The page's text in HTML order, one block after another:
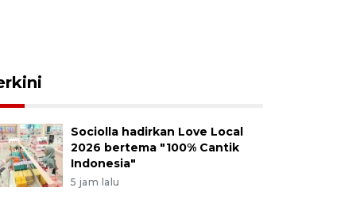
Sociolla hadirkan Love Local
2026 bertema "100% Cantik
Indonesia"
5 jam lalu